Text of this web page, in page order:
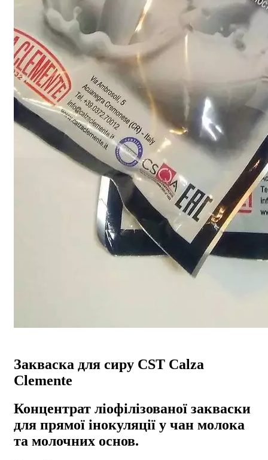
Закваска для сиру CST Calza
Clemente
Концентрат ліофілізованої закваски
для прямої інокуляції у чан молока
та молочних основ.